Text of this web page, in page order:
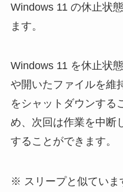
Windows 11 の休止状
ます。
Windows 11 を休止状
や開いたファイルを維
をシャットダウンする
め、次回は作業を中断
することができます。
※ スリープと似ていま